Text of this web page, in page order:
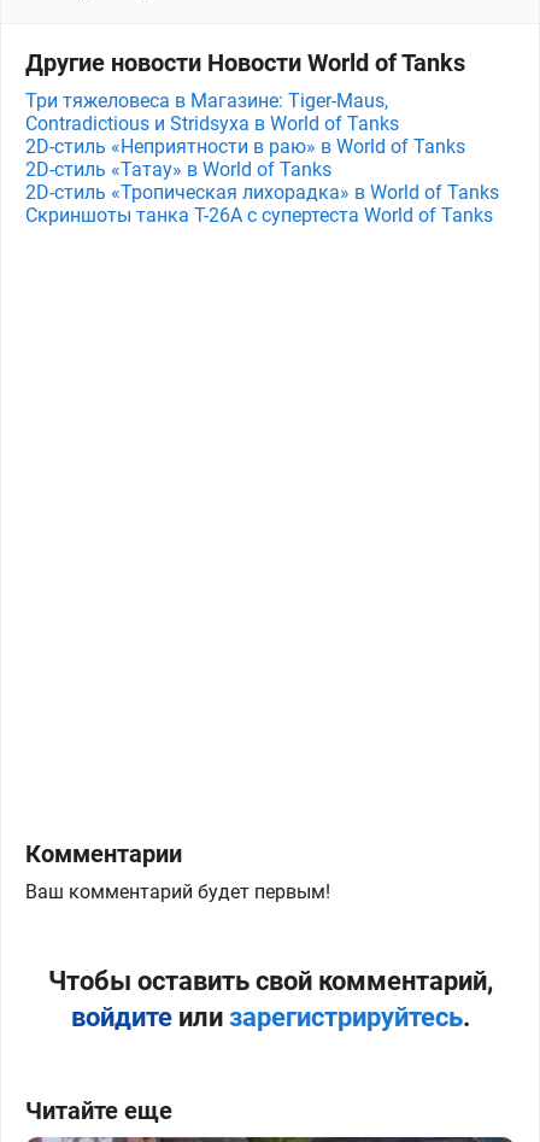
Другие новости Новости World of Tanks
Три тяжеловеса в Магазине: Tiger-Maus,
Contradictious и Stridsyxa в World of Tanks
2D-стиль «Неприятности в раю» в World of Tanks
2D-стиль «Татау» в World of Tanks
2D-стиль «Тропическая лихорадка» в World of Tanks
Скриншоты танка T-26A с супертеста World of Tanks
Комментарии
Ваш комментарий будет первым!
Чтобы оставить свой комментарий,
войдитеили зарегистрируйтесь.
Читайте еще